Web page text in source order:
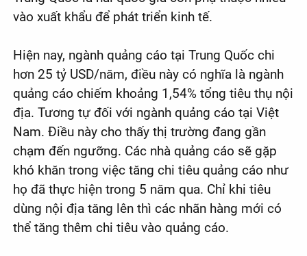
vào xuất khẩu để phát triển kinh tế.
Hiện nay, ngành quảng cáo tại Trung Quốc chi
hơn 25 tỷ USD/năm, điều này có nghĩa là ngành
quảng cáo chiếm khoảng 1,54% tổng tiêu thụ nội
địa. Tương tự đối với ngành quảng cáo tại Việt
Nam. Điều này cho thấy thị trường đang gần
chạm đến ngưỡng. Các nhà quảng cáo sẽ gặp
khó khăn trong việc tăng chi tiêu quảng cáo như
họ đã thực hiện trong 5 năm qua. Chỉ khi tiêu
dùng nội địa tăng lên thì các nhãn hàng mới có
thể tăng thêm chi tiêu vào quảng cáo.